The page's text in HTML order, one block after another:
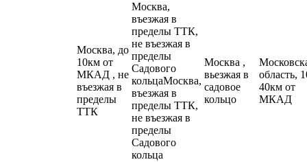
Москва, до
10км от
МКАД , не
въезжая в
пределы
ТТК
Москва,
въезжая в
пределы ТТК,
не въезжая в
пределы
Садового
кольцаМосква,
въезжая в
пределы ТТК,
не въезжая в
пределы
Садового
кольца
Москва ,
вьезжая в
садовое
кольцо
область,
40км от
МКАД